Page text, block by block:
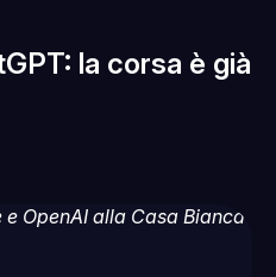
la corsa è già